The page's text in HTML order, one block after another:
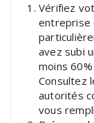
Vérifiez
entreprise
avez subi
moins
Consultez
autorités
vous